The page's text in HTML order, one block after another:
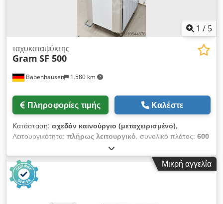
1 / 5
Babenhausen 1.580 km
ταχυκαταψύκτης
Gram SF 500
Πληροφορίες τιμής Καλέστε
Κατάσταση: σχεδόν καινούργιο (μεταχειρισμένο),
Λειτουργικότητα: πλήρως λειτουργικό, συνολικό πλάτος: 600
, συνολικό ύψος:
Ταχυκαταψύκτης για αρτοσκευάσματα Gram Μοντέλο: SF500 G
S RA L2 25B για μέγιστο 20 λαμαρίνες 600 x 400 mm Ψηφιακή
ένδειξη θερμοκρασίας από +10 έως -30°C Ενεργειακό σύστημα
εξοικονόμησης EHT Καταψύκτης έτοιμος για σύνδεση
Μικρή αγγελία